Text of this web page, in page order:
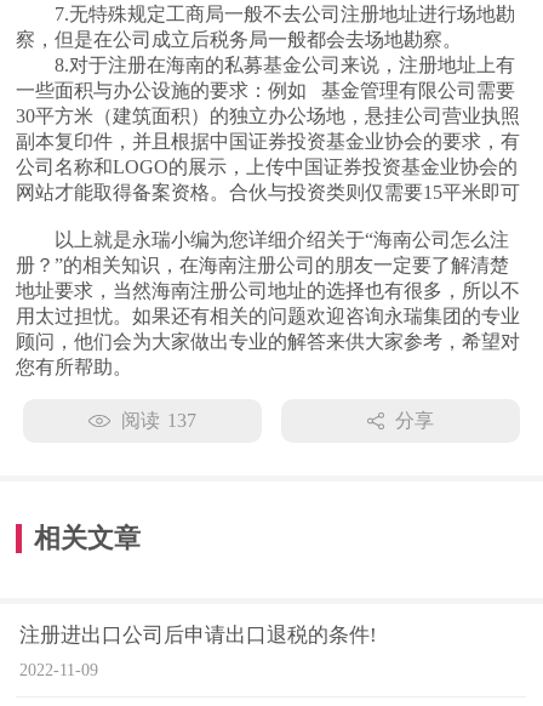
7.无特殊规定工商局一般不去公司注册地址进行场地勘
察，但是在公司成立后税务局一般都会去场地勘察。
8.对于注册在海南的私募基金公司来说，注册地址上有
一些面积与办公设施的要求：例如 基金管理有限公司需要
30平方米（建筑面积）的独立办公场地，悬挂公司营业执照
副本复印件，并且根据中国证券投资基金业协会的要求，有
公司名称和LOGO的展示，上传中国证券投资基金业协会的
网站才能取得备案资格。合伙与投资类则仅需要15平米即可
以上就是永瑞小编为您详细介绍关于“海南公司怎么注
册？”的相关知识，在海南注册公司的朋友一定要了解清楚
地址要求，当然海南注册公司地址的选择也有很多，所以不
用太过担忧。如果还有相关的问题欢迎咨询永瑞集团的专业
顾问，他们会为大家做出专业的解答来供大家参考，希望对
您有所帮助。
阅读 137 分享
相关文章
注册进出口公司后申请出口退税的条件!
2022-11-09